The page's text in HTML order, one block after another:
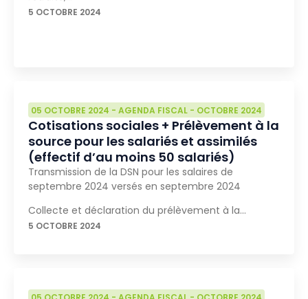
5 OCTOBRE 2024
05 OCTOBRE 2024 - AGENDA FISCAL - OCTOBRE 2024
Cotisations sociales + Prélèvement à la
source pour les salariés et assimilés
(effectif d’au moins 50 salariés)
Transmission de la DSN pour les salaires de
septembre 2024 versés en septembre 2024
Collecte et déclaration du prélèvement à la…
5 OCTOBRE 2024